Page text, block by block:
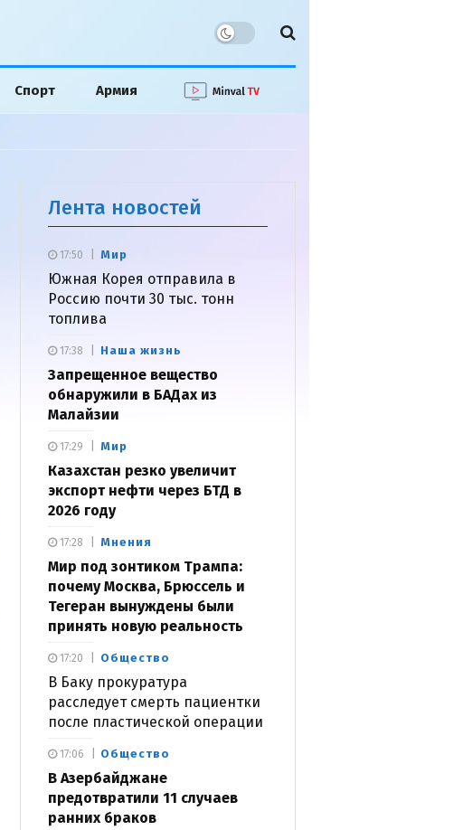
Спорт Армия
Лента новостей
Мир
Южная Корея отправила в
Россию почти 30 тыс. тонн
топлива
17:50
Наша жизнь
Запрещенное вещество
обнаружили в БАДах из
Малайзии
17:38
Мир
Казахстан резко увеличит
экспорт нефти через БТД в
2026 году
17:29
Мнения
Мир под зонтиком Трампа:
почему Москва, Брюссель и
Тегеран вынуждены были
принять новую реальность
17:28
Общество
В Баку прокуратура
расследует смерть пациентки
после пластической операции
17:20
Общество
В Азербайджане
предотвратили 11 случаев
ранних браков
17:06